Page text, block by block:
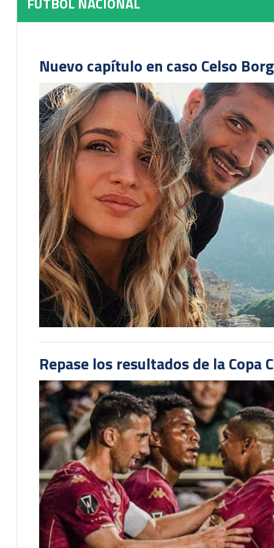
Nuevo capítulo en caso Celso
Repase los resultados de la Copa